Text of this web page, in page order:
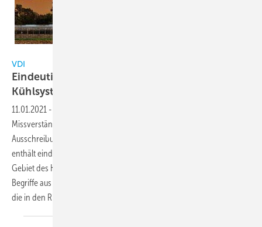
VDI
Eindeutige Begriffe für Kühlanlagen und
Kühlsysteme
11.01.2021 -
Missverständnissen und Fehlinterpretationen, beispielsweise in
Ausschreibungen, vorzubeugen. Die neue Richtlinie VDI 2047 Blatt 1
enthält eindeutige Festlegungen zu verwendeten Termini auf dem
Gebiet des Kühlturmbaus und des Kühlturmbetriebs. Sie enthält
Begriffe aus dem hygienischen Betrieb von Verdunstungskühlanlagen,
die in den Richtlinien VDI 2047 Blatt 2 und Blatt 3 zu finden